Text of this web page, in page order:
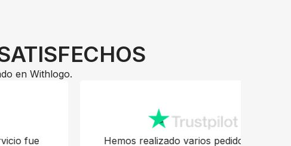
en Withlogo.
Hemos realizado varios pedidos,